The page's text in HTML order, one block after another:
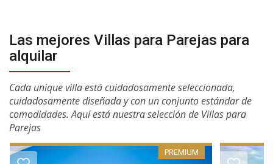
Las mejores Villas para Parejas para
alquilar
Cada unique villa está cuidadosamente seleccionada,
cuidadosamente diseñada y con un conjunto estándar de
comodidades. Aquí está nuestra selección de Villas para
Parejas
PREMIUM